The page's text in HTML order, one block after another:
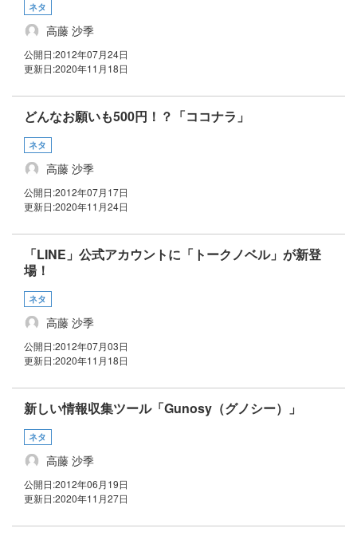
ネタ
高藤 沙季
公開日:2012年07月24日
更新日:2020年11月18日
どんなお願いも500円！？「ココナラ」
ネタ
高藤 沙季
公開日:2012年07月17日
更新日:2020年11月24日
「LINE」公式アカウントに「トークノベル」が新登
場！
ネタ
高藤 沙季
公開日:2012年07月03日
更新日:2020年11月18日
新しい情報収集ツール「Gunosy（グノシー）」
ネタ
高藤 沙季
公開日:2012年06月19日
更新日:2020年11月27日